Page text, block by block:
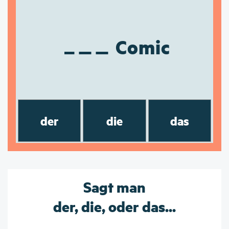
Comic
der die das
Sagt man
der, die, oder das...